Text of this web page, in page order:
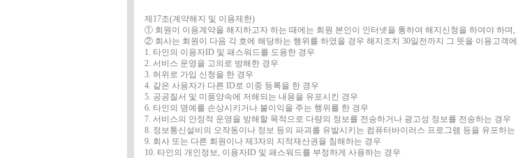
제17조(계약해지 및 이용제한)
① 회원이 이용계약을 해지하고자 하는 때에는 회원 본인이 인터넷을 통하여 해지신청을 하여야 하며
② 회사는 회원이 다음 각 호에 해당하는 행위를 하였을 경우 해지조치 30일전까지 그 뜻을 이용고객
1. 타인의 이용자ID 및 패스워드를 도용한 경우
2. 서비스 운영을 고의로 방해한 경우
3. 허위로 가입 신청을 한 경우
4. 같은 사용자가 다른 ID로 이중 등록을 한 경우
5. 공공질서 및 미풍양속에 저해되는 내용을 유포시킨 경우
6. 타인의 명예를 손상시키거나 불이익을 주는 행위를 한 경우
7. 서비스의 안정적 운영을 방해할 목적으로 다량의 정보를 전송하거나 광고성 정보를 전송하는 경우
8. 정보통신설비의 오작동이나 정보 등의 파괴를 유발시키는 컴퓨터바이러스 프로그램 등을 유포하는
9. 회사 또는 다른 회원이나 제3자의 지적재산권을 침해하는 경우
10. 타인의 개인정보, 이용자ID 및 패스워드를 부정하게 사용하는 경우